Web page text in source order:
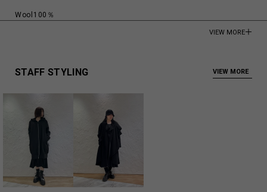
Wool100％
VIEW MORE
STAFF STYLING VIEW MORE